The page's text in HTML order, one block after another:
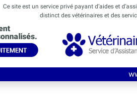
Ce site est un service privé payant d’aides et
distinct des vétérinaires et des
www.conseil-